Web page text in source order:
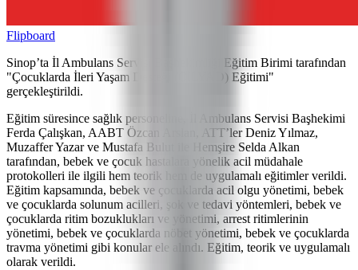
Flipboard
Sinop’ta İl Ambulans Servisi Başhekimliği Eğitim Birimi tarafından
"Çocuklarda İleri Yaşam Desteği (ÇİLYAD) Eğitimi"
gerçekleştirildi.
Eğitim süresince sağlık personeline, İl Ambulans Servisi Başhekimi
Ferda Çalışkan, AABT Özcan Arslan, ATT’ler Deniz Yılmaz,
Muzaffer Yazar ve Mustafa Bulut ile Hemşire Selda Alkan
tarafından, bebek ve çocuk hastalara yönelik acil müdahale
protokolleri ile ilgili hem teorik hem de uygulamalı eğitimler verildi.
Eğitim kapsamında, bebek ve çocuklarda acil olgu yönetimi, bebek
ve çocuklarda solunum acilleri, şok ve tedavi yöntemleri, bebek ve
çocuklarda ritim bozuklukları ve yönetimi, arrest ritimlerinin
yönetimi, bebek ve çocuklarda nöbet yönetimi, bebek ve çocuklarda
travma yönetimi gibi konular ele alındı. Eğitim, teorik ve uygulamalı
olarak verildi.